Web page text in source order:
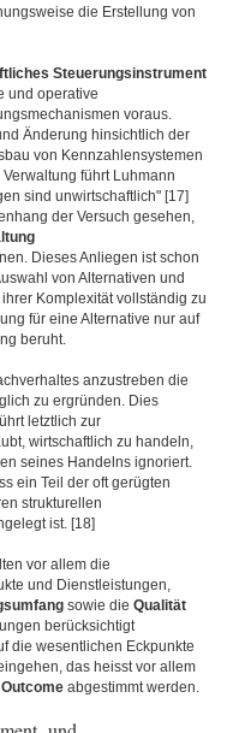
die Erstellung von
Steuerungsinstrument
und operative
voraus.
Änderung hinsichtlich der
von Kennzahlensystemen
führt Luhmann
sind unwirtschaftlich" [17]
der Versuch gesehen,
Dieses Anliegen ist schon
von Alternativen und
Komplexität vollständig zu
für eine Alternative nur auf
beruht.
anzustreben die
zu ergründen. Dies
letztlich zur
wirtschaftlich zu handeln,
seines Handelns ignoriert.
ein Teil der oft gerügten
strukturellen
ist. [18]
vor allem die
und Dienstleistungen,
sowie die Qualität
berücksichtigt
die wesentlichen Eckpunkte
das heisst vor allem
Outcome abgestimmt werden.